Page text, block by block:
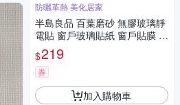
防曬革熱 美化居家
半島良品 百葉磨砂 無膠玻璃靜
電貼 窗戶玻璃貼紙 窗戶貼膜 隱
私貼 靜電玻璃貼45x200cm
$219
券
加入購物車